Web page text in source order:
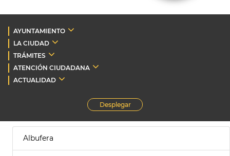
AYUNTAMIENTO
LA CIUDAD
TRÁMITES
ATENCIÓN CIUDADANA
ACTUALIDAD
Desplegar
Albufera